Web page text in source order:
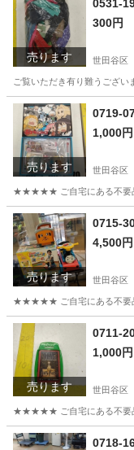
売ります
0531-
300円
世田谷区
ご覧いただき有り難うござ
東京 世田谷区
売ります
0719-
1,000円
世田谷区
★★★★★ ご自宅にある不要品
東京 世田谷区 ボ
売ります
4,500円
世田谷区
★★★★★ ご自宅にある不要品
東京 世田谷区
売ります
0711-
1,000円
世田谷区
★★★★★ ご自宅にある不要品
東京 世田谷区 カ
0718-